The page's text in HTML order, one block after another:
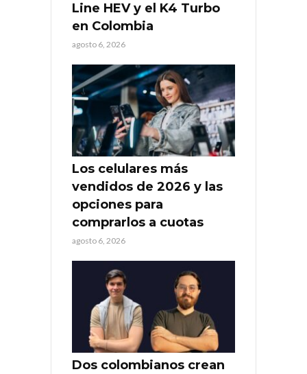
Line HEV y el K4 Turbo
en Colombia
agosto 6, 2026
Los celulares más
vendidos de 2026 y las
opciones para
comprarlos a cuotas
agosto 6, 2026
Dos colombianos crean